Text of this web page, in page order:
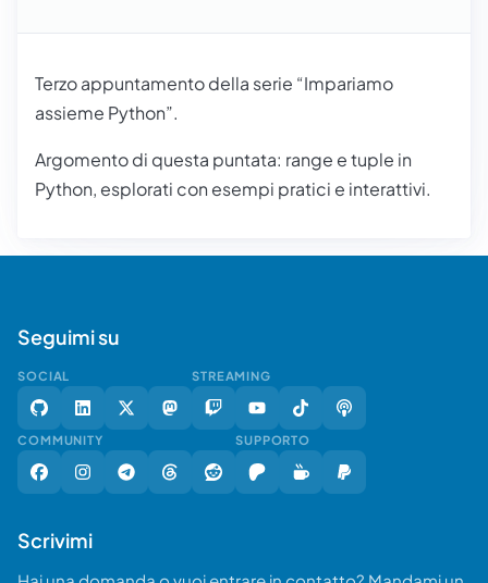
Terzo appuntamento della serie “Impariamo
assieme Python”.
Argomento di questa puntata: range e tuple in
Python, esplorati con esempi pratici e interattivi.
Seguimi su
SOCIAL STREAMING
COMMUNITY SUPPORTO
Scrivimi